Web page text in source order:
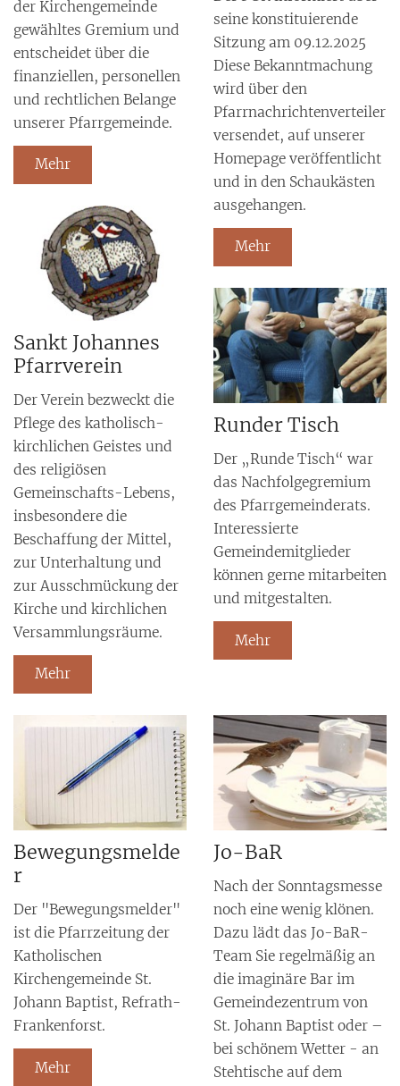
der Kirchengemeinde
gewähltes Gremium und
entscheidet über die
finanziellen, personellen
und rechtlichen Belange
unserer Pfarrgemeinde.
Mehr
Sankt Johannes
Pfarrverein
Der Verein bezweckt die
Pflege des katholisch-
kirchlichen Geistes und
des religiösen
Gemeinschafts-Lebens,
insbesondere die
Beschaffung der Mittel,
zur Unterhaltung und
zur Ausschmückung der
Kirche und kirchlichen
Versammlungsräume.
Mehr
seine konstituierende
Sitzung am 09.12.2025
Diese Bekanntmachung
wird über den
Pfarrnachrichtenverteiler
versendet, auf unserer
Homepage veröffentlicht
und in den Schaukästen
ausgehangen.
Mehr
Runder Tisch
Der „Runde Tisch“ war
das Nachfolgegremium
des Pfarrgemeinderats.
Interessierte
Gemeindemitglieder
können gerne mitarbeiten
und mitgestalten.
Mehr
Bewegungsmelde
r
Der "Bewegungsmelder"
ist die Pfarrzeitung der
Katholischen
Kirchengemeinde St.
Johann Baptist, Refrath-
Frankenforst.
Mehr
Jo-BaR
Nach der Sonntagsmesse
noch eine wenig klönen.
Dazu lädt das Jo-BaR-
Team Sie regelmäßig an
die imaginäre Bar im
Gemeindezentrum von
St. Johann Baptist oder –
bei schönem Wetter - an
Stehtische auf dem